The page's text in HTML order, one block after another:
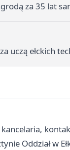
za 35 lat
uczą ełckich
kancelaria,
Oddział w